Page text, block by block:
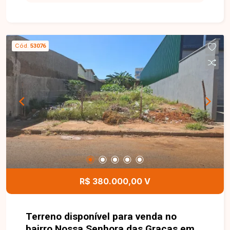
serviço e 1 vaga de garagem. O imóvel oferece
ambientes amplos, bem distribuídos e excelente
iluminação natural, garantindo conforto e
funcionalidade para o dia a dia. O condomínio
conta com portaria 24 horas, 2 elevadores, salão
de festas, piscina e quadra esportiva,
proporcionando segurança, lazer e comodidade
para toda a família. Uma excelente oportunidade
para morar em um condomínio completo, em uma
das regiões que mais crescem em Uberlândia.
Entre em contato e agende sua visita!
Cód. 53076
R$ 380.000,00 V
Terreno disponível para venda no